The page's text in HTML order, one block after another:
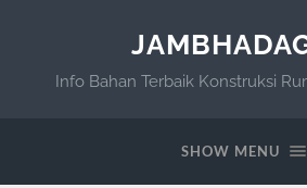
Info Bahan Terbaik Konstruksi
SHOW MENU